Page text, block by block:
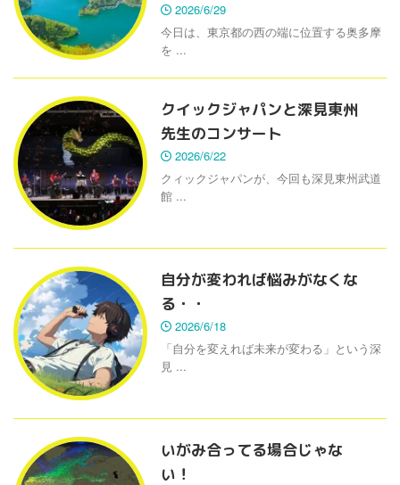
2026/6/29
今日は、東京都の西の端に位置する奥多摩
を ...
クイックジャパンと深見東州
先生のコンサート
2026/6/22
クィックジャパンが、今回も深見東州武道
館 ...
自分が変われば悩みがなくな
る・・
2026/6/18
「自分を変えれば未来が変わる」という深
見 ...
いがみ合ってる場合じゃな
い！